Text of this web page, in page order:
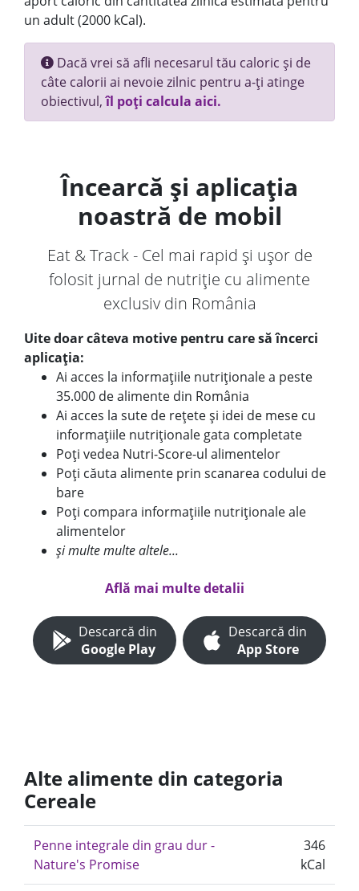
un adult (2000 kCal).
Dacă vrei să afli necesarul tău caloric și de
câte calorii ai nevoie zilnic pentru a-ți atinge
obiectivul,îl poți calcula aici.
Încearcă și aplicația
noastră de mobil
Eat & Track - Cel mai rapid și ușor de
folosit jurnal de nutriție cu alimente
exclusiv din România
Uite doar câteva motive pentru care să încerci
aplicația:
Ai acces la informațiile nutriționale a peste
35.000 de alimente din România
Ai acces la sute de rețete și idei de mese cu
informațiile nutriționale gata completate
Poți vedea Nutri-Score-ul alimentelor
Poți căuta alimente prin scanarea codului de
bare
Poți compara informațiile nutriționale ale
alimentelor
și multe multe altele...
Află mai multe detalii
Descarcă din
Google Play
Descarcă din
App Store
Alte alimente din categoria
Cereale
Penne integrale din grau dur -
Nature's Promise
346
kCal